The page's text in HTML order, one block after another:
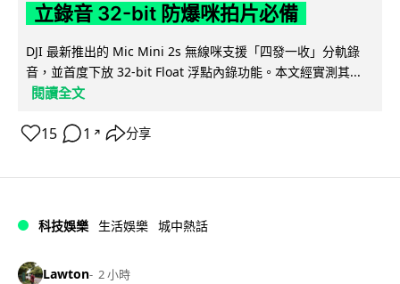
立錄音 32-bit 防爆咪拍片必備
DJI 最新推出的 Mic Mini 2s 無線咪支援「四發一收」分軌錄
音，並首度下放 32-bit Float 浮點內錄功能。本文經實測其...
閱讀全文
15 1 ↗ 分享
科技娛樂 生活娛樂 城中熱話
Lawton 2 小時